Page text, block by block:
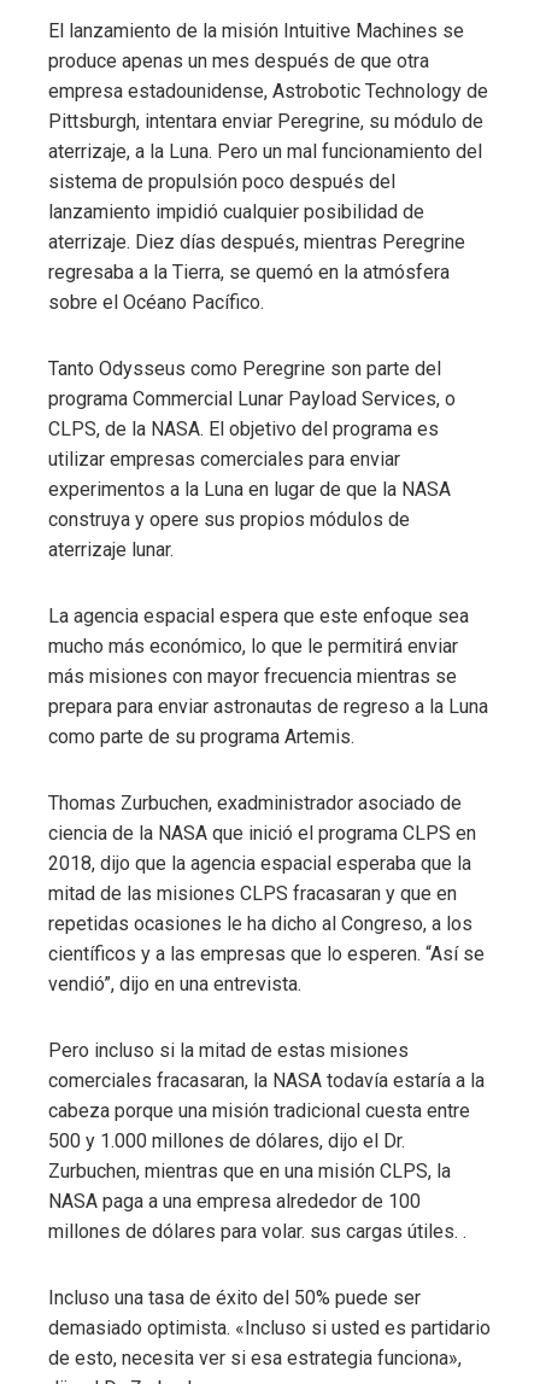
El lanzamiento de la misión Intuitive Machines se
produce apenas un mes después de que otra
empresa estadounidense, Astrobotic Technology de
Pittsburgh, intentara enviar Peregrine, su módulo de
aterrizaje, a la Luna. Pero un mal funcionamiento del
sistema de propulsión poco después del
lanzamiento impidió cualquier posibilidad de
aterrizaje. Diez días después, mientras Peregrine
regresaba a la Tierra, se quemó en la atmósfera
sobre el Océano Pacífico.
Tanto Odysseus como Peregrine son parte del
programa Commercial Lunar Payload Services, o
CLPS, de la NASA. El objetivo del programa es
utilizar empresas comerciales para enviar
experimentos a la Luna en lugar de que la NASA
construya y opere sus propios módulos de
aterrizaje lunar.
La agencia espacial espera que este enfoque sea
mucho más económico, lo que le permitirá enviar
más misiones con mayor frecuencia mientras se
prepara para enviar astronautas de regreso a la Luna
como parte de su programa Artemis.
Thomas Zurbuchen, exadministrador asociado de
ciencia de la NASA que inició el programa CLPS en
2018, dijo que la agencia espacial esperaba que la
mitad de las misiones CLPS fracasaran y que en
repetidas ocasiones le ha dicho al Congreso, a los
científicos y a las empresas que lo esperen. “Así se
vendió”, dijo en una entrevista.
Pero incluso si la mitad de estas misiones
comerciales fracasaran, la NASA todavía estaría a la
cabeza porque una misión tradicional cuesta entre
500 y 1.000 millones de dólares, dijo el Dr.
Zurbuchen, mientras que en una misión CLPS, la
NASA paga a una empresa alrededor de 100
millones de dólares para volar. sus cargas útiles. .
Incluso una tasa de éxito del 50% puede ser
demasiado optimista. «Incluso si usted es partidario
de esto, necesita ver si esa estrategia funciona»,